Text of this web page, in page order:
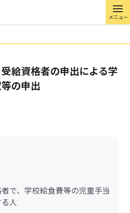
メニュー
受給資格者の申出による学
の申出
で、学校給食費等の児童手当
人